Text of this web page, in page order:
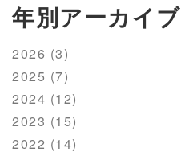
年別アーカイブ
2026 (3)
2025 (7)
2024 (12)
2023 (15)
2022 (14)